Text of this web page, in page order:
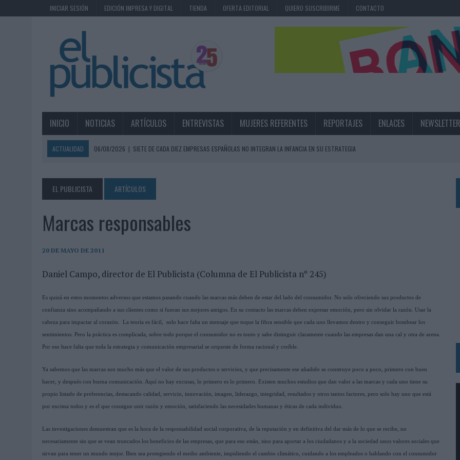
INICIAR SESIÓN EDICIÓN IMPRESA Y DIGITAL TIENDA OFERTA EDITORIAL QUIERO SUSCRIBIRME CONTACTO
INICIO NOTICIAS ARTÍCULOS ENTREVISTAS MUJERES REFERENTES REPORTAJES ENLACES NEWSLETTER
ACTUALIDAD 06/08/2026 | SIETE DE CADA DIEZ EMPRESAS ESPAÑOLAS NO INTEGRAN LA INFANCIA EN SU ESTRATEGIA
LA TELEVISIÓN SIGUE LIDERANDO EL CONSUMO DE MEDIOS EN VERANO Y SUPERA AL MÓVIL COMO DISPOSITIVO MÁS UTILIZADO
06/08/2026 | EL USO DE LA IA GENERATIVA ALCANZA YA AL 62% DE LOS ESPAÑOLES
06/08/2026
SYSTEM1 NOMBRA A KIMBERLY BASTONI COMO NUEVA DIRECTORA COMERCIAL GLOBAL
06/08/2026 | FRIGO Y UNIQLO LANZAN UNA COLECCIÓN PERSONALIZABLE INSPIRADA EN CORNETTO, CALIPPO Y SOLERO
06/08/2026 | LA IA ESTÁ SUBIENDO EL LISTÓN DE LA CREATIVIDAD
05/08/2026 | LOPESAN HOTELS & RESORTS ACERCA EL PARAÍSO CANARIO EN SU ÚLTIMA CAMPAÑA INTERNACIONAL
05/08/2026
LUIS ARQUILLOS (BURGO DE ARIAS): “LA CONSTRUCCIÓN DE MARCA A LARGO PLAZO Y LA MEDICIÓN SON DOS CARAS DE LA MISMA
MONEDA”
|
‘EL PARAÍSO MÁS CERCA’, DE 22GRADOS PARA LOPESAN HOTELS & RESORTS
04/08/2026 | ‘LA ÚNICA CERVEZA DEL MUNDO QUE SE DISFRUTA DOS VECES’, DE INUSUALY PARA CERVEZA CAPAZ
04/08/2026 | ‘EL FÚTBOL SIN LAS PERSONAS’, DE DENTSU CREATIVE PARA ORANGE
04/08/2026
CAPAZ, LA CERVEZA QUE CONVIERTE CADA BOTELLA EN UNA OPORTUNIDAD DE INCLUSIÓN
AUDIBLE REIVINDICA EL PODER TRANSFORMADOR DEL AUDIO EN SU NUEVA CAMPAÑA GLOBAL DE MARCA
03/08/2026 | ‘VUELVE EL FÚTBOL. VUELVE A SOÑAR’, DE VML PARA MOVISTAR
EL PUBLICISTA ARTÍCULOS
Marcas responsables
20 DE MAYO DE 2011
Daniel Campo, director de El Publicista (Columna de El Publicista nº 245)
Es quizá en estos momentos adversos que estamos pasando cuando las marcas más deben de estar del lado del consumidor. No solo ofreciendo sus productos de
confianza sino acompañando a sus clientes como si fueran sus mejores amigos. En su contacto las marcas deben expresar emoción, pero sin olvidar la razón. Usar la
cabeza para impactar al corazón. La teoría es fácil, solo hace falta un mensaje que toque la fibra sensible que cada uno llevamos dentro y conseguir bombear los
sentimientos. Pero la práctica es complicada, sobre todo porque el consumidor no es tonto y sabe distinguir claramente cuando las empresas dan una cal y otra de arena.
Por eso hace falta que toda la estrategia y comunicación empresarial se orqueste de forma racional y creíble.
Ya sabemos que las marcas son mucho más que el valor de sus productos o servicios, y que precisamente ese añadido se construye poco a poco, primero con buen
hacer, y después con buena comunicación. Aquí no hay excusas, lo primero es lo primero. Existen muchos estudios que dan valor a las marcas y cada uno tiene su
propio listado de preferencias, destacando calidad, servicio, innovación, imagen, liderazgo, integridad, resultados y otros tantos factores, pero solo hay uno que está
por encima todos y es el que consigue unir razón y emoción, satisfaciendo las necesidades humanas y éticas de cada individuo.
Las investigaciones demuestran que es la hora de la responsabilidad social corporativa, de la reputación y en definitiva del dar más de lo que se recibe, no
necesariamente sin que se vean truncados los beneficios de las empresas, que para eso están, sino para aportar a los ciudadanos y a la sociedad unos valores sociales que
sirvan para tener un mundo mejor. Bien sea protegiendo el medio ambiente, impidiendo el cambio climático, cuidando a los empleados o hablando con el consumidor